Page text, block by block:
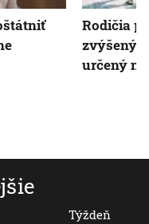
Týždeň
Rodičia
zvýšený
určený